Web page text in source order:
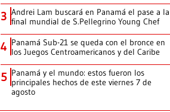
3 Andrei Lam buscará en Panamá el pase a la
final mundial de S.Pellegrino Young Chef
4 Panamá Sub-21 se queda con el bronce en
los Juegos Centroamericanos y del Caribe
5 Panamá y el mundo: estos fueron los
principales hechos de este viernes 7 de
agosto